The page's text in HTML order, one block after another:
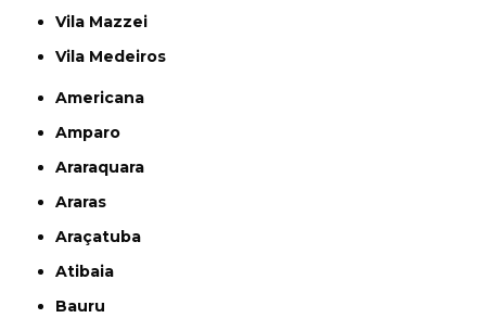
Vila Mazzei
Vila Medeiros
Americana
Amparo
Araraquara
Araras
Araçatuba
Atibaia
Bauru